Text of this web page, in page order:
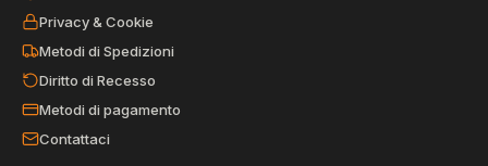
Privacy & Cookie
Metodi di Spedizioni
Diritto di Recesso
Metodi di pagamento
Contattaci